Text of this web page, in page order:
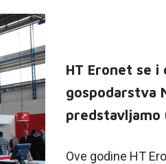
HT Eronet se i
gospodarstva
predstavljamo
Ove godine HT